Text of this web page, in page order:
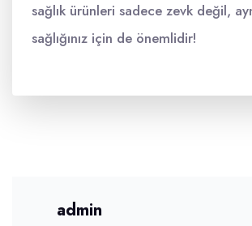
sağlık ürünleri sadece zevk değil,
sağlığınız için de önemlidir!
admin